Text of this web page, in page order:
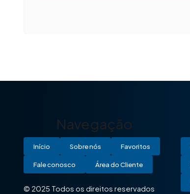
Navegação
Início Sobre nós Favoritos
Fale conosco Área do Cliente
© 2025 Todos os direitos reservados